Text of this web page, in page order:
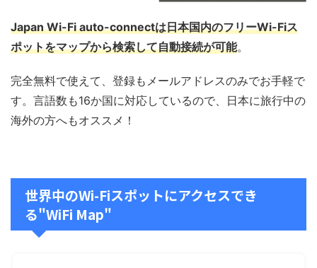
Japan Wi-Fi auto-connectは日本国内のフリーWi-Fiス
ポットをマップから検索して自動接続が可能。
完全無料で使えて、登録もメールアドレスのみでお手軽で
す。言語数も16か国に対応しているので、日本に旅行中の
海外の方へもオススメ！
世界中のWi-Fiスポットにアクセスでき
る"WiFi Map"